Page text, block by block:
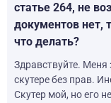
статье 264, не
документов нет,
что делать?
Здравствуйте. Меня
скутере без прав.
Скутер мой, но его